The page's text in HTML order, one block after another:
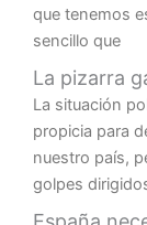
que tenemos
sencillo que
La pizarra
La situación
propicia para
nuestro país,
golpes